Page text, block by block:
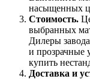
насыщенных
Стоимость.
выбранных
Дилеры
и прозрачные
купить
Доставка и